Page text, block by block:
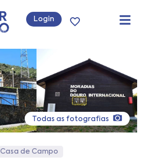
Login
Todas as fotografias
Casa de Campo